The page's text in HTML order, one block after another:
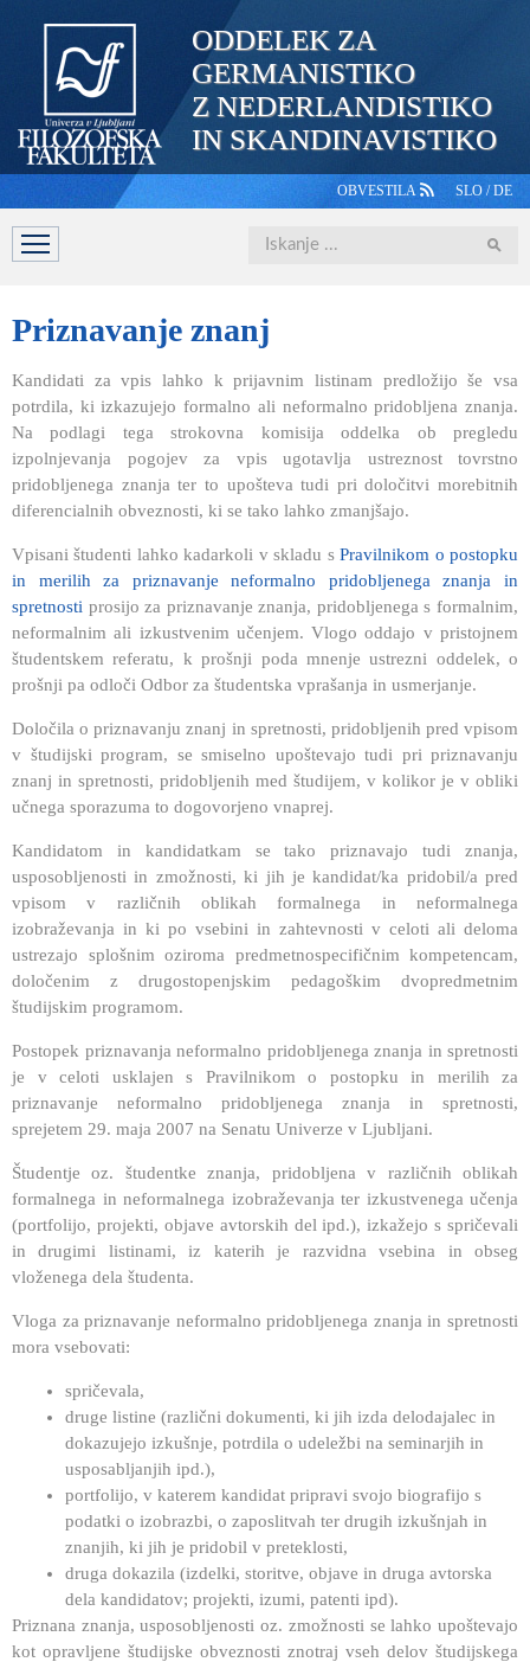
ODDELEK ZA
GERMANISTIKO
Z NEDERLANDISTIKO
IN SKANDINAVISTIKO
OBVESTILA SLO /DE
DOMOV ŠTUDIJ
Iskanje
Priznavanje znanj
Kandidati za vpis lahko k prijavnim listinam predložijo še vsa
potrdila, ki izkazujejo formalno ali neformalno pridobljena znanja.
Na podlagi tega strokovna komisija oddelka ob pregledu
izpolnjevanja pogojev za vpis ugotavlja ustreznost tovrstno
pridobljenega znanja ter to upošteva tudi pri določitvi morebitnih
diferencialnih obveznosti, ki se tako lahko zmanjšajo.
Vpisani študenti lahko kadarkoli v skladu sPravilnikom o postopku
in merilih za priznavanje neformalno pridobljenega znanja in
spretnosti prosijo za priznavanje znanja, pridobljenega s formalnim,
neformalnim ali izkustvenim učenjem. Vlogo oddajo v pristojnem
študentskem referatu, k prošnji poda mnenje ustrezni oddelek, o
prošnji pa odloči Odbor za študentska vprašanja in usmerjanje.
Določila o priznavanju znanj in spretnosti, pridobljenih pred vpisom
v študijski program, se smiselno upoštevajo tudi pri priznavanju
znanj in spretnosti, pridobljenih med študijem, v kolikor je v obliki
učnega sporazuma to dogovorjeno vnaprej.
Kandidatom in kandidatkam se tako priznavajo tudi znanja,
usposobljenosti in zmožnosti, ki jih je kandidat/ka pridobil/a pred
vpisom v različnih oblikah formalnega in neformalnega
izobraževanja in ki po vsebini in zahtevnosti v celoti ali deloma
ustrezajo splošnim oziroma predmetnospecifičnim kompetencam,
določenim z drugostopenjskim pedagoškim dvopredmetnim
študijskim programom.
Postopek priznavanja neformalno pridobljenega znanja in spretnosti
je v celoti usklajen s Pravilnikom o postopku in merilih za
priznavanje neformalno pridobljenega znanja in spretnosti,
sprejetem 29. maja 2007 na Senatu Univerze v Ljubljani.
Študentje oz. študentke znanja, pridobljena v različnih oblikah
formalnega in neformalnega izobraževanja ter izkustvenega učenja
(portfolijo, projekti, objave avtorskih del ipd.), izkažejo s spričevali
in drugimi listinami, iz katerih je razvidna vsebina in obseg
vloženega dela študenta.
Vloga za priznavanje neformalno pridobljenega znanja in spretnosti
mora vsebovati:
spričevala,
druge listine (različni dokumenti, ki jih izda delodajalec in
dokazujejo izkušnje, potrdila o udeležbi na seminarjih in
usposabljanjih ipd.),
portfolijo, v katerem kandidat pripravi svojo biografijo s
podatki o izobrazbi, o zaposlitvah ter drugih izkušnjah in
znanjih, ki jih je pridobil v preteklosti,
druga dokazila (izdelki, storitve, objave in druga avtorska
dela kandidatov; projekti, izumi, patenti ipd).
Priznana znanja, usposobljenosti oz. zmožnosti se lahko upoštevajo
kot opravljene študijske obveznosti znotraj vseh delov študijskega